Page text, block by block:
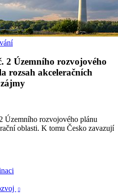
2 Územního rozvojového
rozsah akceleračních
Územního rozvojového plánu
oblasti. K tomu Česko zavazují
